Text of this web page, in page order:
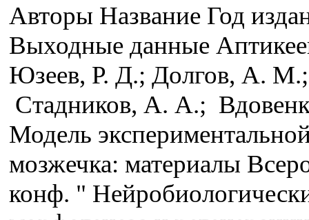
Авторы Название Год
Выходные данные
Юзеев, Р. Д.; Долгов, А. М.;
Стадников, А. А.;
Модель
мозжечка: материалы
конф. "